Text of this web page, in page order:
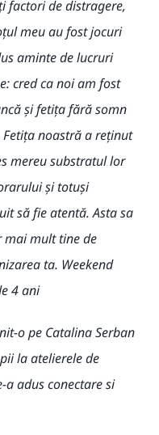
factori de distragere,
meu au fost jocuri
aminte de lucruri
cred ca noi am fost
și fetița fără somn
noastră a reținut
mereu substratul lor
și totuși
să fie atentă. Asta sa
mai mult tine de
ta. Weekend
4 ani
o pe Catalina Serban
la atelierelede
a adus conectare si